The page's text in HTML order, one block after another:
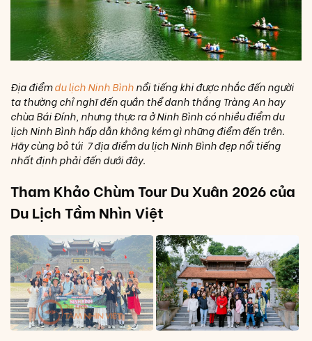
Địa điểmdu lịch Ninh Bìnhnổi tiếng khi được nhắc đến người
ta thường chỉ nghĩ đến quần thể danh thắng Tràng An hay
chùa Bái Đính, nhưng thực ra ở Ninh Bình có nhiều điểm du
lịch Ninh Bình hấp dẫn không kém gì những điểm đến trên.
Hãy cùng bỏ túi 7 địa điểm du lịch Ninh Bình đẹp nổi tiếng
nhất định phải đến dưới đây.
Tham Khảo Chùm Tour Du Xuân 2026 của
Du Lịch Tầm Nhìn Việt